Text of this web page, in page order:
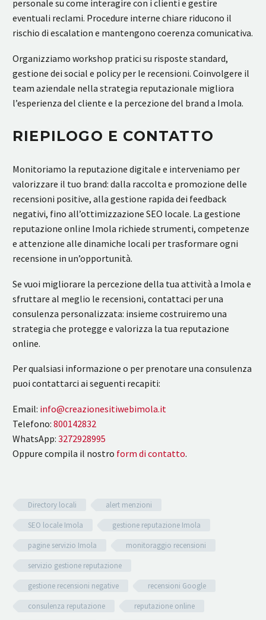
personale su come interagire con i clienti e gestire
eventuali reclami. Procedure interne chiare riducono il
rischio di escalation e mantengono coerenza comunicativa.
Organizziamo workshop pratici su risposte standard,
gestione dei social e policy per le recensioni. Coinvolgere il
team aziendale nella strategia reputazionale migliora
l’esperienza del cliente e la percezione del brand a Imola.
RIEPILOGO E CONTATTO
Monitoriamo la reputazione digitale e interveniamo per
valorizzare il tuo brand: dalla raccolta e promozione delle
recensioni positive, alla gestione rapida dei feedback
negativi, fino all’ottimizzazione SEO locale. La gestione
reputazione online Imola richiede strumenti, competenze
e attenzione alle dinamiche locali per trasformare ogni
recensione in un’opportunità.
Se vuoi migliorare la percezione della tua attività a Imola e
sfruttare al meglio le recensioni, contattaci per una
consulenza personalizzata: insieme costruiremo una
strategia che protegge e valorizza la tua reputazione
online.
Per qualsiasi informazione o per prenotare una consulenza
puoi contattarci ai seguenti recapiti:
Email: info@creazionesitiwebimola.it
Telefono: 800142832
WhatsApp: 3272928995
Oppure compila il nostro form di contatto.
Directory locali
alert menzioni
SEO locale Imola
gestione reputazione Imola
pagine servizio Imola
monitoraggio recensioni
servizio gestione reputazione
gestione recensioni negative
recensioni Google
consulenza reputazione
reputazione online